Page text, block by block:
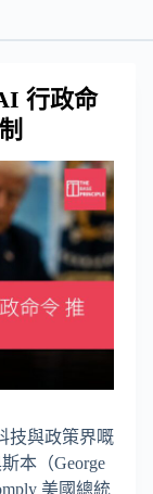
行政命
技與政策界嘅
本（George
美國總統